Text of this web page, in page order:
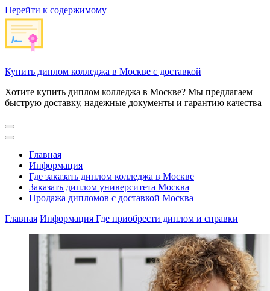
Перейти к содержимому
Купить диплом колледжа в Москве с доставкой
Хотите купить диплом колледжа в Москве? Мы предлагаем
быструю доставку, надежные документы и гарантию качества
Главная
Информация
Где заказать диплом колледжа в Москве
Заказать диплом университета Москва
Продажа дипломов с доставкой Москва
Главная Информация Где приобрести диплом и справки